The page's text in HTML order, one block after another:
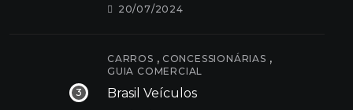
20/07/2024
CARROS , CONCESSIONÁRIAS ,
GUIA COMERCIAL
Brasil Veículos